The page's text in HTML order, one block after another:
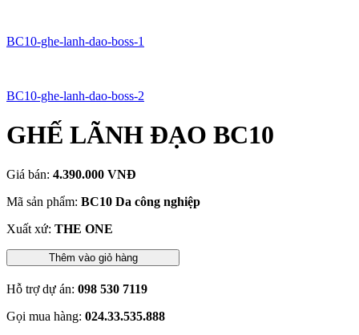
BC10-ghe-lanh-dao-boss-1
BC10-ghe-lanh-dao-boss-2
GHẾ LÃNH ĐẠO BC10
Giá bán: 4.390.000 VNĐ
Mã sản phẩm: BC10 Da công nghiệp
Xuất xứ: THE ONE
Thêm vào giỏ hàng
Hỗ trợ dự án: 098 530 7119
Gọi mua hàng: 024.33.535.888